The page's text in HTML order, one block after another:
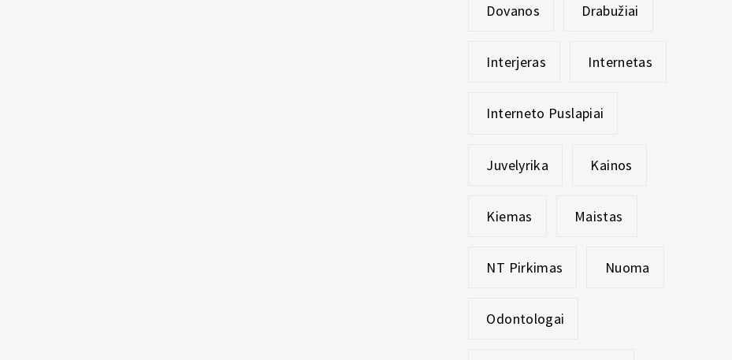
Dovanos Drabužiai
Interjeras Internetas
Interneto Puslapiai
Juvelyrika Kainos
Kiemas Maistas
NT Pirkimas Nuoma
Odontologai